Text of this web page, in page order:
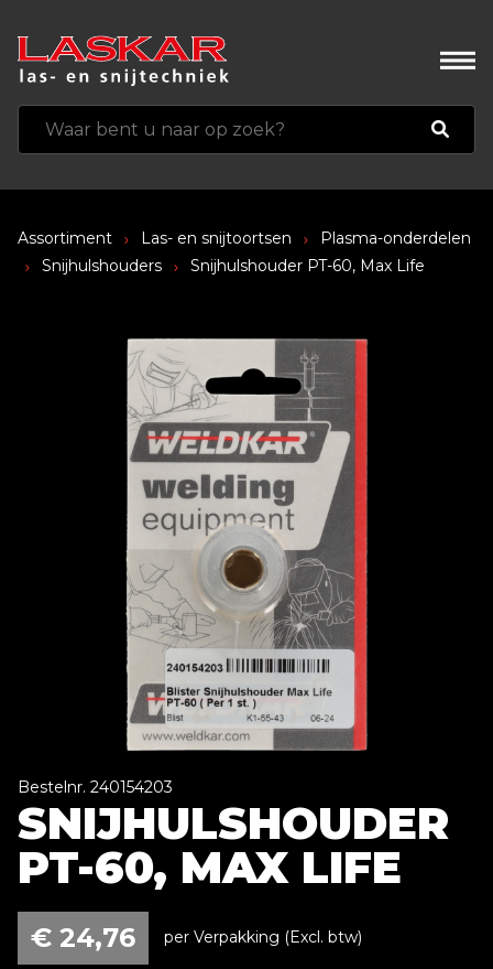
Assortiment Las- en snijtoortsen
Plasma-onderdelen
Snijhulshouders
Snijhulshouder PT-60, Max Life
Bestelnr. 240154203
SNIJHULSHOUDER
PT-60, MAX LIFE
€ 24,76 per Verpakking (Excl. btw)